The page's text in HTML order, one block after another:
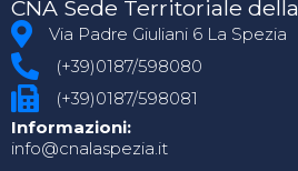
CNA Sede Territoriale
Via Padre Giuliani 6 La Spezia
(+39)0187/598080
(+39)0187/598081
Informazioni:
info@cnalaspezia.it